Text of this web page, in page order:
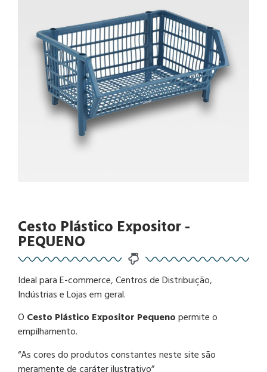
Cesto Plástico Expositor -
PEQUENO
Ideal para E-commerce, Centros de Distribuição,
Indústrias e Lojas em geral.
O Cesto Plástico Expositor Pequenopermite o
empilhamento.
“As cores do produtos constantes neste site são